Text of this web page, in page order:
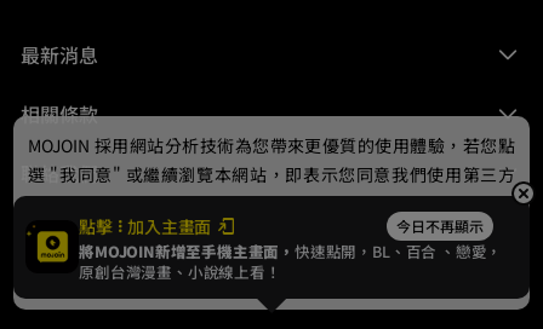
最新消息
相關條款
聯絡我們
© 2024 gamania Digital Entertainment Co., Ltd.
點擊 加入主畫面 今日不再顯示
將MOJOIN新增至手機主畫面，快速點開，BL、 百合 、戀愛，
原創台灣漫畫、小說線上看！
MOJOIN 採用網站分析技術為您帶來更優質的使用體驗，若您點
選 "我同意" 或繼續瀏覽本網站，即表示您同意我們使用第三方
Cookie，欲瞭解更多資訊請見隱私權政策。
我同意